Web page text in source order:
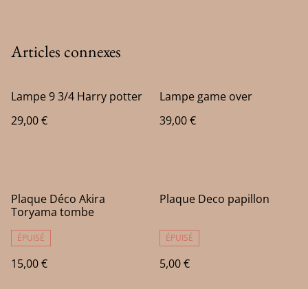
Articles connexes
Lampe 9 3/4 Harry potter
29,00 €
Lampe game over
39,00 €
Plaque Déco Akira
Toryama tombe
ÉPUISÉ
15,00 €
Plaque Deco papillon
ÉPUISÉ
5,00 €